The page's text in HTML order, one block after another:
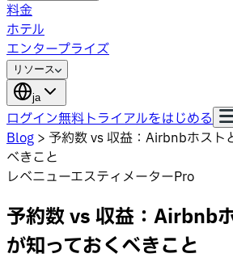
料金
ホテル
エンタープライズ
リソース
ja
ログイン無料トライアルをはじめる
Blog > 予約数 vs 収益：Airbnbホスト
べきこと
レベニューエスティメーターPro
予約数 vs 収益：Airbnb
が知っておくべきこと